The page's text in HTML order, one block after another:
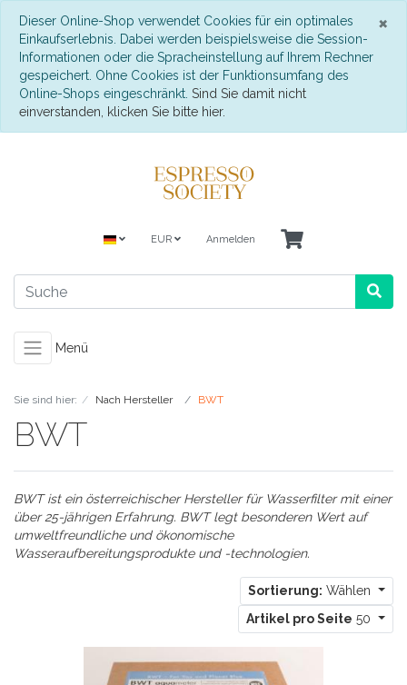
×
Dieser Online-Shop verwendet Cookies für ein optimales
Einkaufserlebnis. Dabei werden beispielsweise die Session-
Informationen oder die Spracheinstellung auf Ihrem Rechner
gespeichert. Ohne Cookies ist der Funktionsumfang des
Online-Shops eingeschränkt. Sind Sie damit nicht
einverstanden, klicken Sie bitte hier.
EUR Anmelden
Menü
Sie sind hier: Nach Hersteller BWT
BWT
BWT ist ein österreichischer Hersteller für Wasserfilter mit einer
über 25-jährigen Erfahrung. BWT legt besonderen Wert auf
umweltfreundliche und ökonomische
Wasseraufbereitungsprodukte und -technologien.
Sortierung: Wählen
Artikel pro Seite 50